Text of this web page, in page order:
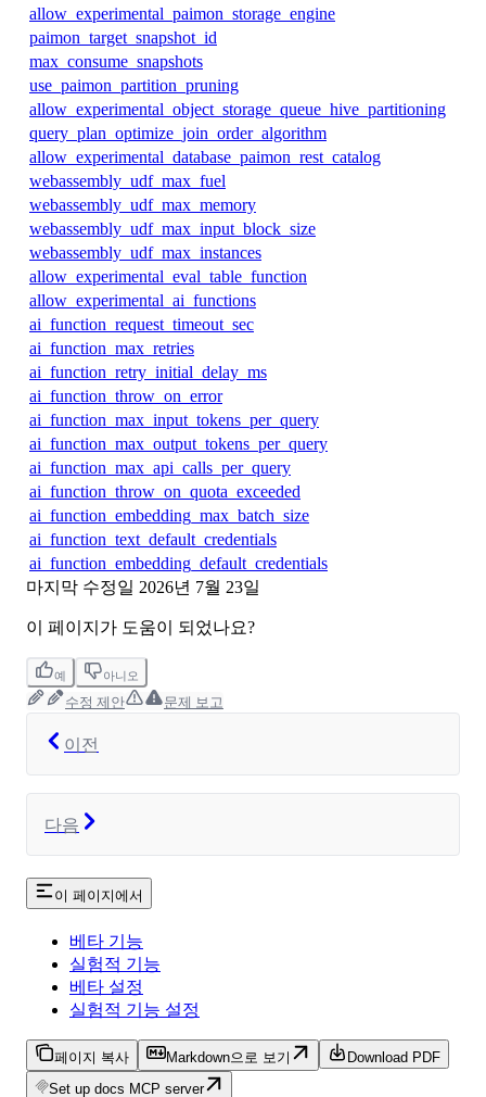
allow_experimental_paimon_storage_engine
paimon_target_snapshot_id
max_consume_snapshots
use_paimon_partition_pruning
allow_experimental_object_storage_queue_hive_partitioning
query_plan_optimize_join_order_algorithm
allow_experimental_database_paimon_rest_catalog
webassembly_udf_max_fuel
webassembly_udf_max_memory
webassembly_udf_max_input_block_size
webassembly_udf_max_instances
allow_experimental_eval_table_function
allow_experimental_ai_functions
ai_function_request_timeout_sec
ai_function_max_retries
ai_function_retry_initial_delay_ms
ai_function_throw_on_error
ai_function_max_input_tokens_per_query
ai_function_max_output_tokens_per_query
ai_function_max_api_calls_per_query
ai_function_throw_on_quota_exceeded
ai_function_embedding_max_batch_size
ai_function_text_default_credentials
ai_function_embedding_default_credentials
마지막 수정일 2026년 7월 23일
이 페이지가 도움이 되었나요?
예 아니오
수정 제안 문제 보고
이전
다음
이 페이지에서
베타 기능
실험적 기능
베타 설정
실험적 기능 설정
페이지 복사 Markdown으로 보기
Download PDF
Set up docs MCP server